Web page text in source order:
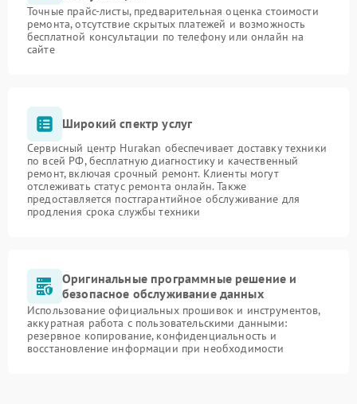
Точные прайс-листы, предварительная оценка стоимости
ремонта, отсутствие скрытых платежей и возможность
бесплатной консультации по телефону или онлайн на
сайте
Широкий спектр услуг
Сервисный центр Hurakan обеспечивает доставку техники
по всей РФ, бесплатную диагностику и качественный
ремонт, включая срочный ремонт. Клиенты могут
отслеживать статус ремонта онлайн. Также
предоставляется постгарантийное обслуживание для
продления срока службы техники
Оригинальные программные решение и
безопасное обслуживание данных
Использование официальных прошивок и инструментов,
аккуратная работа с пользовательскими данными:
резервное копирование, конфиденциальность и
восстановление информации при необходимости